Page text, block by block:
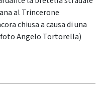
al Trincerone
chiusa a causa di una
Angelo Tortorella)